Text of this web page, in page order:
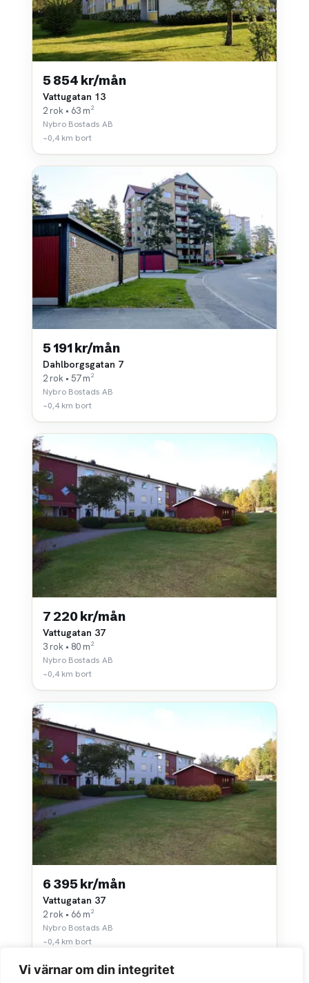
Vi värnar om din integritet
5 854 kr/mån
Vattugatan 13
2 rok • 63 m²
Nybro Bostads AB
~0,4 km bort
5 191 kr/mån
Dahlborgsgatan 7
2 rok • 57 m²
Nybro Bostads AB
~0,4 km bort
7 220 kr/mån
Vattugatan 37
3 rok • 80 m²
Nybro Bostads AB
~0,4 km bort
6 395 kr/mån
Vattugatan 37
2 rok • 66 m²
Nybro Bostads AB
~0,4 km bort